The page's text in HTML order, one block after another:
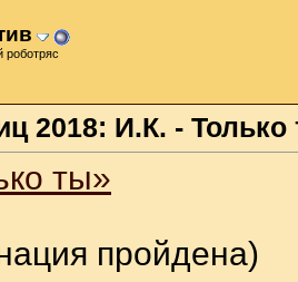
2018: И.К. - Только
ты»
пройдена)